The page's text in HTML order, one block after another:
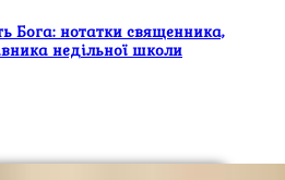
Бога: нотатки священника,
недільної школи